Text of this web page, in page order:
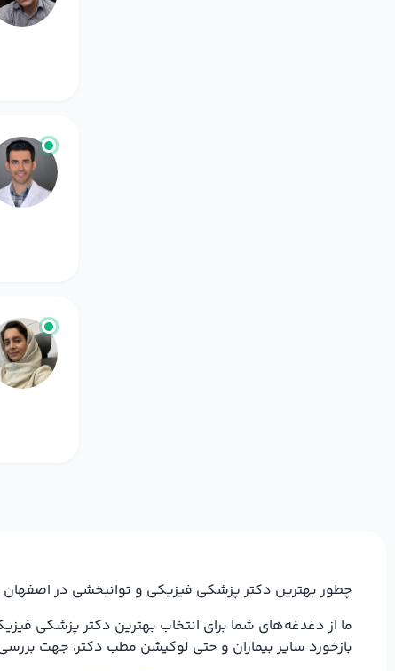
چطور بهترین دکتر پزشکی فیزیکی و توانبخشی در اصفهان
ما از دغدغه‌های شما برای انتخاب بهترین دکتر پزشکی
بازخورد سایر بیماران و حتی لوکیشن مطب دکتر، جهت